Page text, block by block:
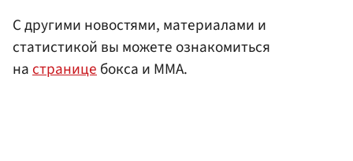
С другими новостями, материалами и
статистикой вы можете ознакомиться
на странице бокса и ММА.